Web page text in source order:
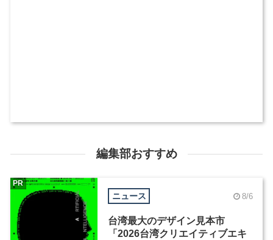
編集部おすすめ
ニュース 8/6
台湾最大のデザイン見本市
「2026台湾クリエイティブエキ
PR